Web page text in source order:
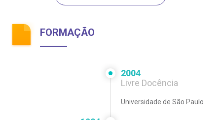
FORMAÇÃO
2004
Livre Docência
Universidade de São Paulo